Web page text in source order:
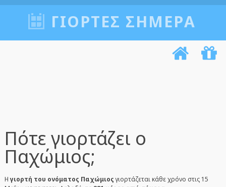
ΓΙΟΡΤΈΣ ΣΉΜΕΡΑ
Πότε γιορτάζει ο
Παχώμιος;
Η γιορτή του ονόματος Παχώμιοςγιορτάζεται κάθε χρόνο στις 15